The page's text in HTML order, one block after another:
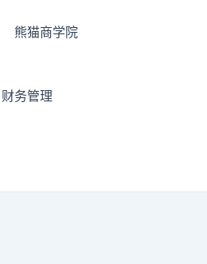
熊猫商学院
财务管理